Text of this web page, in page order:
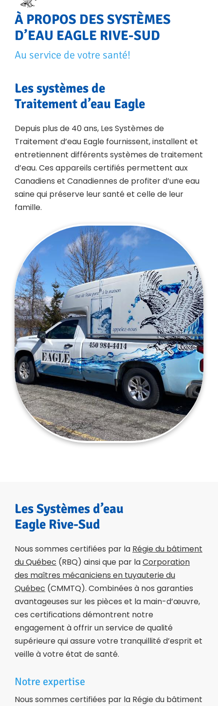
À PROPOS DES SYSTÈMES
D’EAU EAGLE RIVE-SUD
Au service de votre santé!
Les systèmes de
Traitement d’eau Eagle
Depuis plus de 40 ans, Les Systèmes de
Traitement d’eau Eagle fournissent, installent et
entretiennent différents systèmes de traitement
d’eau. Ces appareils certifiés permettent aux
Canadiens et Canadiennes de profiter d’une eau
saine qui préserve leur santé et celle de leur
famille.
Les Systèmes d’eau
Eagle Rive-Sud
Nous sommes certifiées par la Régie du bâtiment
du Québec (RBQ) ainsi que par laCorporation
des maîtres mécaniciens en tuyauterie du
Québec (CMMTQ). Combinées à nos garanties
avantageuses sur les pièces et la main-d’œuvre,
ces certifications démontrent notre
engagement à offrir un service de qualité
supérieure qui assure votre tranquillité d’esprit et
veille à votre état de santé.
Notre expertise
Nous sommes certifiées par la Régie du bâtiment